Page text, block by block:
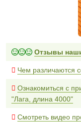
Отзывы
Чем различаются
Ознакомиться с
"Лага, длина 4000"
Смотреть видео